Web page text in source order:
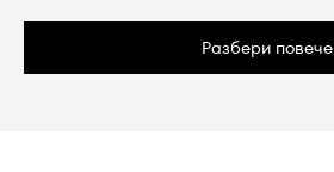
Разбери повече